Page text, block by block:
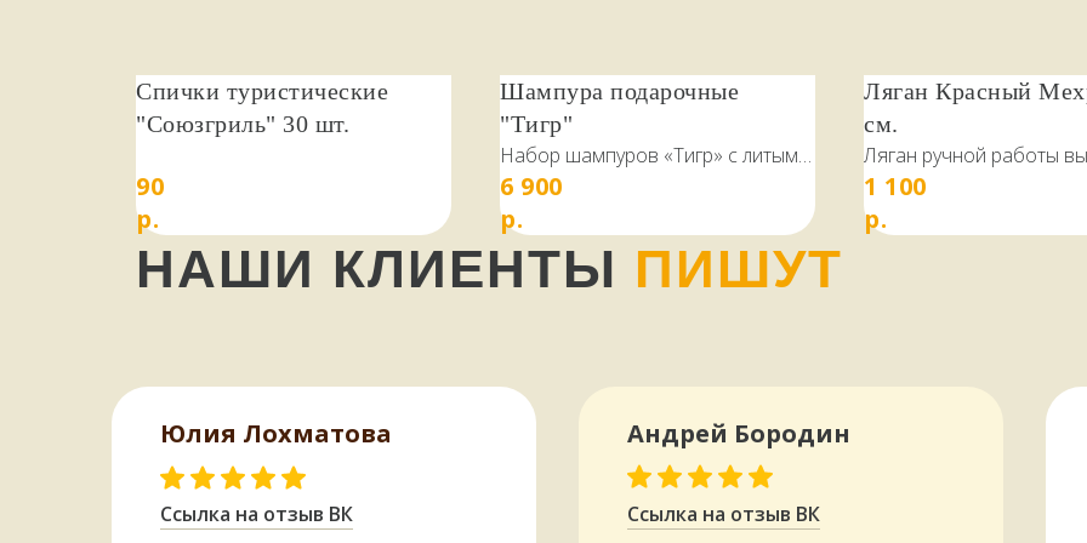
сумке-чехле.
Эту же сумку можно использовать
для хранения и переноски
сборного мангала подходящего
размера.
Спички туристические
"Союзгриль" 30 шт.
90
р.
Шампура подарочные
"Тигр"
Набор шампуров «Тигр» с литыми
наконечниками, ручка из
благородных сортов дерева —
орех, венге, граб.
6 900
р.
Ляган Красный
см.
Ляган ручной работы
мастерами Узбекистана
старинных восточных
1 100
р.
НАШИ КЛИЕНТЫ ПИШУТ
Ссылка на отзыв ВК
Ссылка на отзыв ВК
Юлия Лохматова Андрей Бородин